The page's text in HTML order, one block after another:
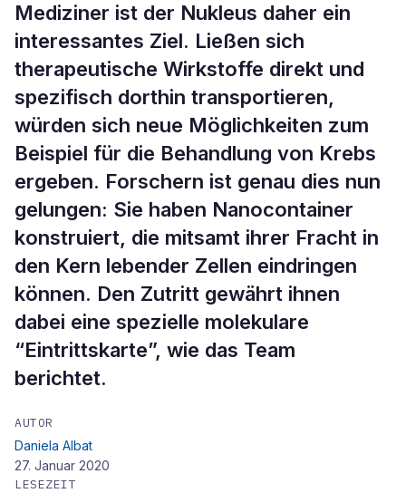
Mediziner ist der Nukleus daher ein
interessantes Ziel. Ließen sich
therapeutische Wirkstoffe direkt und
spezifisch dorthin transportieren,
würden sich neue Möglichkeiten zum
Beispiel für die Behandlung von Krebs
ergeben. Forschern ist genau dies nun
gelungen: Sie haben Nanocontainer
konstruiert, die mitsamt ihrer Fracht in
den Kern lebender Zellen eindringen
können. Den Zutritt gewährt ihnen
dabei eine spezielle molekulare
“Eintrittskarte”, wie das Team
berichtet.
AUTOR
Daniela Albat
27. Januar 2020
LESEZEIT